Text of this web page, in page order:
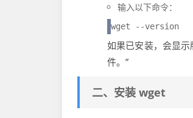
输入以下命令：
如果已安装，会显示
件。”
二、安装 wget